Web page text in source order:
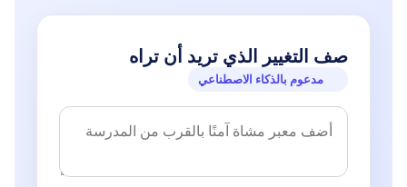
صف التغيير الذي تريد أن تراه
مدعوم بالذكاء الاصطناعي